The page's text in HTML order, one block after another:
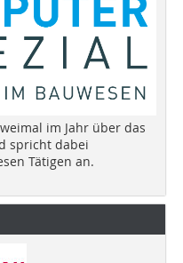
im Jahr über das
spricht dabei
Tätigen an.